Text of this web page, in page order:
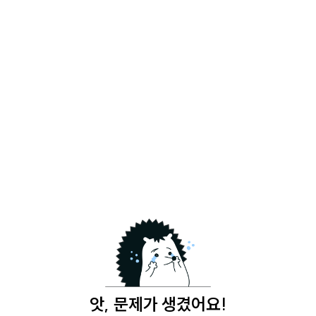
앗, 문제가 생겼어요!